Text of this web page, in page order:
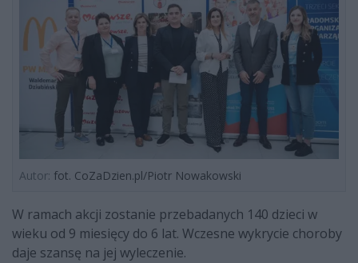
Autor: fot. CoZaDzien.pl/Piotr Nowakowski
W ramach akcji zostanie przebadanych 140 dzieci w
wieku od 9 miesięcy do 6 lat. Wczesne wykrycie choroby
daje szansę na jej wyleczenie.